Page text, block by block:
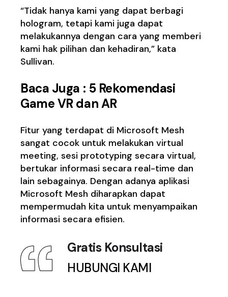
“Tidak hanya kami yang dapat berbagi
hologram, tetapi kami juga dapat
melakukannya dengan cara yang memberi
kami hak pilihan dan kehadiran,” kata
Sullivan.
Baca Juga : 5 Rekomendasi
Game VR dan AR
Fitur yang terdapat di Microsoft Mesh
sangat cocok untuk melakukan virtual
meeting, sesi prototyping secara virtual,
bertukar informasi secara real-time dan
lain sebagainya. Dengan adanya aplikasi
Microsoft Mesh diharapkan dapat
mempermudah kita untuk menyampaikan
informasi secara efisien.
Gratis Konsultasi
HUBUNGI KAMI